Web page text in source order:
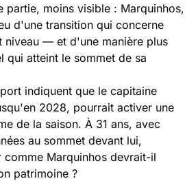
partie, moins visible : Marquinhos,
d'une transition qui concerne
niveau — et d'une manière plus
qui atteint le sommet de sa
indiquent que le capitaine
2028, pourrait activer une
de la saison. À 31 ans, avec
au sommet devant lui,
Marquinhos devrait-il
patrimoine ?